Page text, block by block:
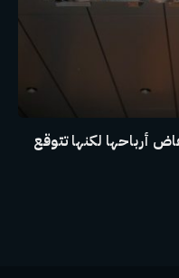
أرباحها لكنها تتوقع